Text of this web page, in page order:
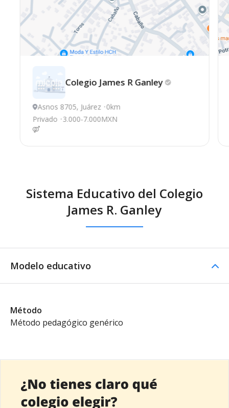
Colegio James RGanley
Asnos 8705, Juárez 0km
Privado 3.000-7.000MXN
Sistema Educativo del Colegio
James R. Ganley
Modelo educativo
Método
Método pedagógico genérico